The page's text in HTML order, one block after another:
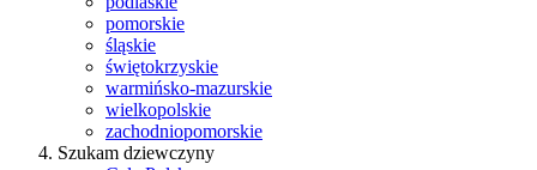
pomorskie
śląskie
świętokrzyskie
warmińsko-mazurskie
wielkopolskie
zachodniopomorskie
Szukam dziewczyny